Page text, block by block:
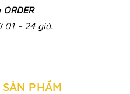
ORDER
01 - 24 giờ.
PHẨM